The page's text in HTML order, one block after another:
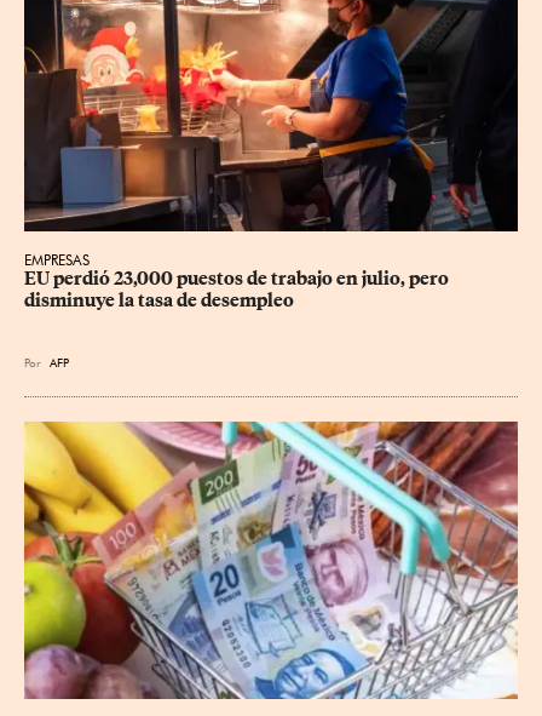
EMPRESAS
EU perdió 23,000 puestos de trabajo en julio, pero
disminuye la tasa de desempleo
Por AFP